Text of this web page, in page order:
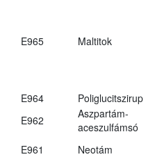
E965 Maltitok
E964 Poliglucitszirup
E962
Aszpartám-
aceszulfámsó
E961
Neotám